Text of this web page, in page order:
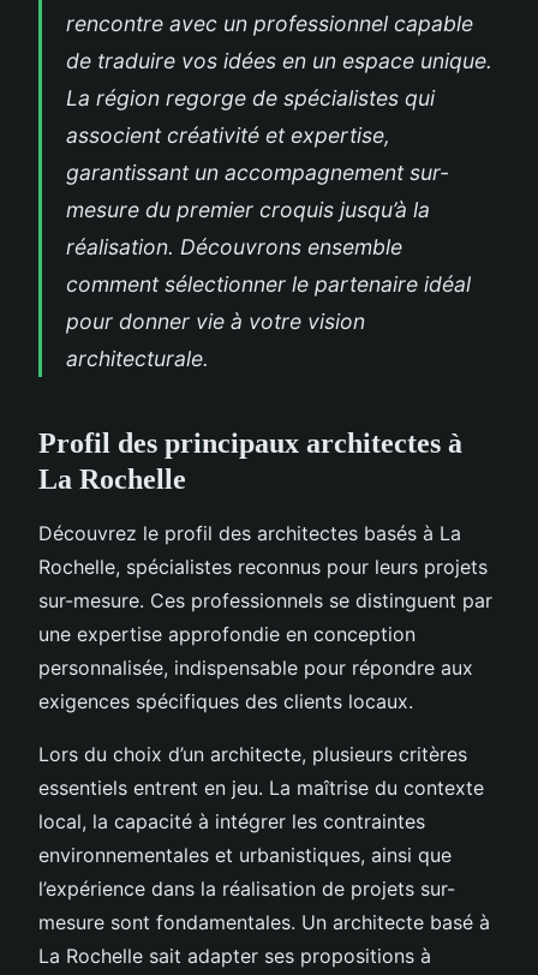
rencontre avec un professionnel capable
de traduire vos idées en un espace unique.
La région regorge de spécialistes qui
associent créativité et expertise,
garantissant un accompagnement sur-
mesure du premier croquis jusqu’à la
réalisation. Découvrons ensemble
comment sélectionner le partenaire idéal
pour donner vie à votre vision
architecturale.
Profil des principaux architectes à
La Rochelle
Découvrez le profil des architectes basés à La
Rochelle, spécialistes reconnus pour leurs projets
sur-mesure. Ces professionnels se distinguent par
une expertise approfondie en conception
personnalisée, indispensable pour répondre aux
exigences spécifiques des clients locaux.
Lors du choix d’un architecte, plusieurs critères
essentiels entrent en jeu. La maîtrise du contexte
local, la capacité à intégrer les contraintes
environnementales et urbanistiques, ainsi que
l’expérience dans la réalisation de projets sur-
mesure sont fondamentales. Un architecte basé à
La Rochelle sait adapter ses propositions à